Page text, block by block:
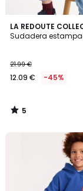
LA REDOUTE
Sudadera
21.99 €
12.09 € -45%
5
/
5
/